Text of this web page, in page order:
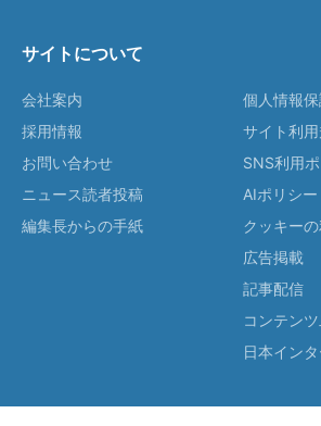
サイトについて
会社案内
採用情報
お問い合わせ
ニュース読者投稿
編集長からの手紙
個人情報
サイト利
SNS利用
AIポリシー
クッキー
広告掲載
記事配信
コンテン
日本イン